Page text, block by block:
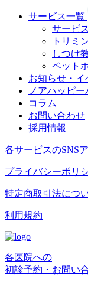
サービス一覧
サービ
トリミ
しつけ
ペット
お知らせ・イ
ノアハッピ
コラム
お問い合わせ
採用情報
各サービスのSNS
プライバシーポリ
特定商取引法につ
利用規約
各医院への
初診予約・お問い